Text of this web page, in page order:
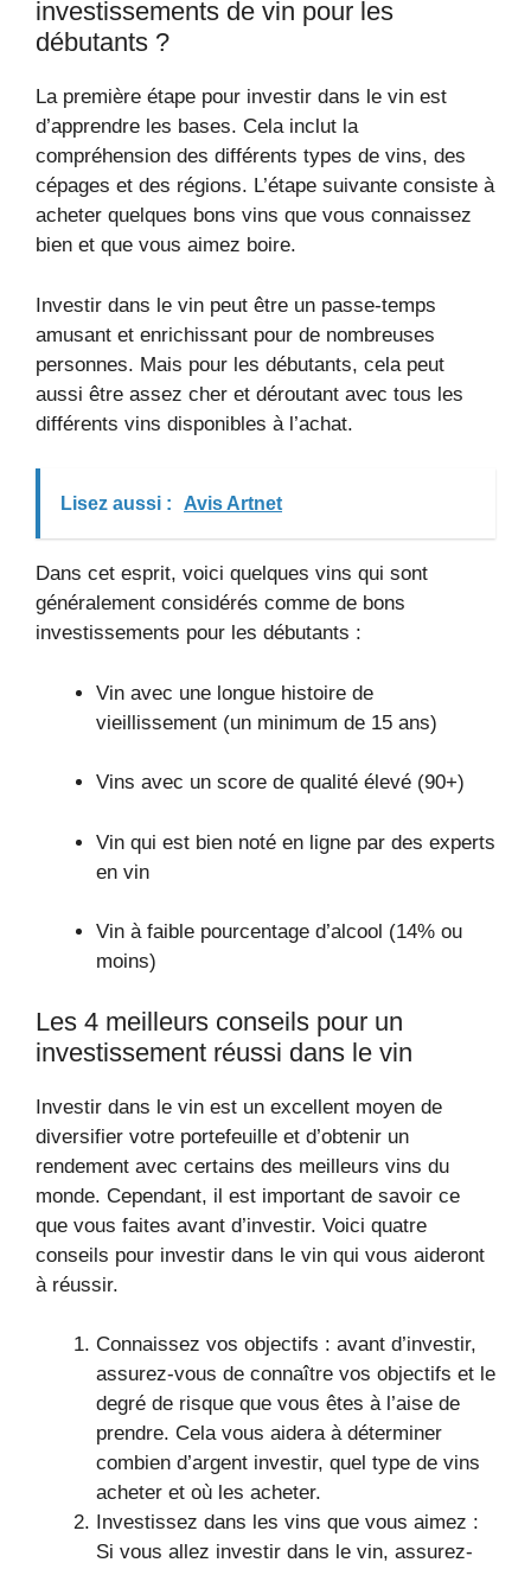
investissements de vin pour les
débutants ?
La première étape pour investir dans le vin est
d’apprendre les bases. Cela inclut la
compréhension des différents types de vins, des
cépages et des régions. L’étape suivante consiste à
acheter quelques bons vins que vous connaissez
bien et que vous aimez boire.
Investir dans le vin peut être un passe-temps
amusant et enrichissant pour de nombreuses
personnes. Mais pour les débutants, cela peut
aussi être assez cher et déroutant avec tous les
différents vins disponibles à l’achat.
Lisez aussi : Avis Artnet
Dans cet esprit, voici quelques vins qui sont
généralement considérés comme de bons
investissements pour les débutants :
Vin avec une longue histoire de
vieillissement (un minimum de 15 ans)
Vins avec un score de qualité élevé (90+)
Vin qui est bien noté en ligne par des experts
en vin
Vin à faible pourcentage d’alcool (14% ou
moins)
Les 4 meilleurs conseils pour un
investissement réussi dans le vin
Investir dans le vin est un excellent moyen de
diversifier votre portefeuille et d’obtenir un
rendement avec certains des meilleurs vins du
monde. Cependant, il est important de savoir ce
que vous faites avant d’investir. Voici quatre
conseils pour investir dans le vin qui vous aideront
à réussir.
Connaissez vos objectifs : avant d’investir,
assurez-vous de connaître vos objectifs et le
degré de risque que vous êtes à l’aise de
prendre. Cela vous aidera à déterminer
combien d’argent investir, quel type de vins
acheter et où les acheter.
Investissez dans les vins que vous aimez :
Si vous allez investir dans le vin, assurez-